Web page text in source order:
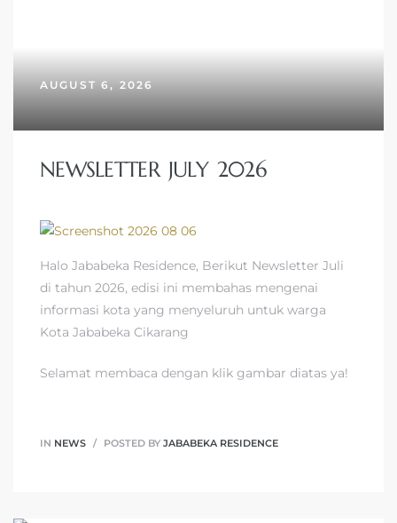
AUGUST 6, 2026
NEWSLETTER JULY 2026
Halo Jababeka Residence, Berikut Newsletter Juli
di tahun 2026, edisi ini membahas mengenai
informasi kota yang menyeluruh untuk warga
Kota Jababeka Cikarang
Selamat membaca dengan klik gambar diatas ya!
IN NEWS POSTED BY JABABEKA RESIDENCE